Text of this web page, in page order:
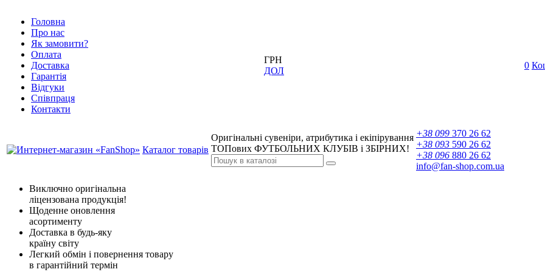
Головна
Про нас
Як замовити?
Оплата
Доставка
Гарантія
Відгуки
Співпраця
Контакти
ГРН
ДОЛ
0
Каталог товарів
Оригінальні сувеніри, атрибутика і екіпірування
ТОПових ФУТБОЛЬНИХ КЛУБІВ і ЗБІРНИХ!
+38 099 370 26 62
+38 093 590 26 62
+38 096 880 26 62
info@fan-shop.com.ua
Виключно оригінальна
ліцензована продукція!
Щоденне оновлення
асортименту
Доставка в будь-яку
країну світу
Легкий обмін і повернення товару
в гарантійний термін